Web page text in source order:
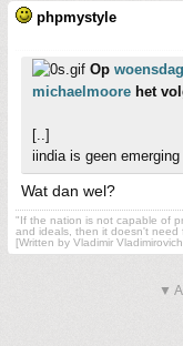
phpmystyle
Op
michaelmoore het
[..]
iindia is geen
Wat dan wel?
"If the nation is not capable of
and ideals, then it doesn't need
[Written by Vladimir
▼